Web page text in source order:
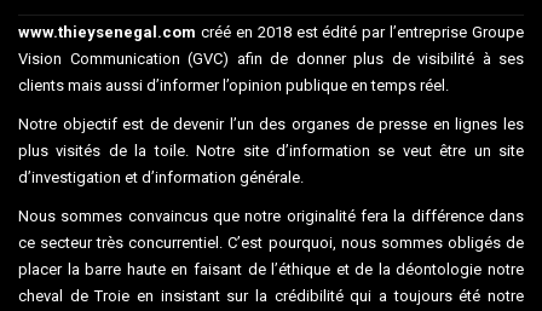
www.thieysenegal.com créé en 2018 est édité par l’entreprise Groupe
Vision Communication (GVC) afin de donner plus de visibilité à ses
clients mais aussi d’informer l’opinion publique en temps réel.
Notre objectif est de devenir l’un des organes de presse en lignes les
plus visités de la toile. Notre site d’information se veut être un site
d’investigation et d’information générale.
Nous sommes convaincus que notre originalité fera la différence dans
ce secteur très concurrentiel. C’est pourquoi, nous sommes obligés de
placer la barre haute en faisant de l’éthique et de la déontologie notre
cheval de Troie en insistant sur la crédibilité qui a toujours été notre